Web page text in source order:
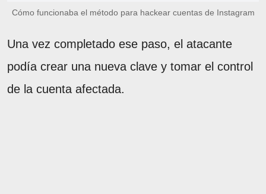
Cómo funcionaba el método para hackear cuentas de Instagram
Una vez completado ese paso, el atacante
podía crear una nueva clave y tomar el control
de la cuenta afectada.